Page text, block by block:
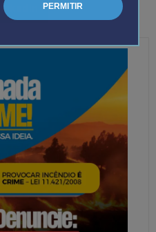
PERMITIR
LinkedIn